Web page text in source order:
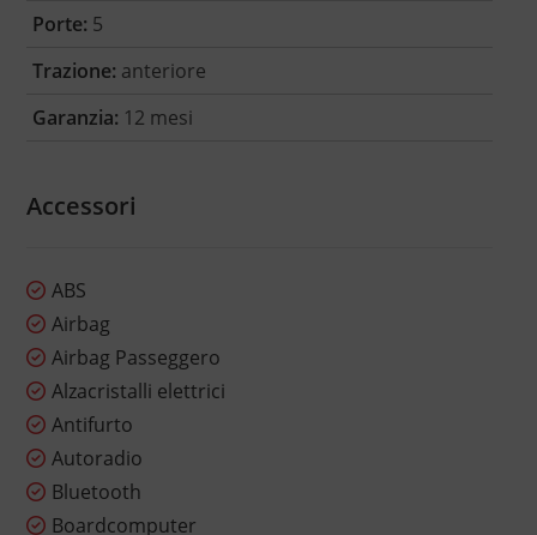
Porte: 5
Trazione: anteriore
Garanzia: 12 mesi
Accessori
ABS
Airbag
Airbag Passeggero
Alzacristalli elettrici
Antifurto
Autoradio
Bluetooth
Boardcomputer